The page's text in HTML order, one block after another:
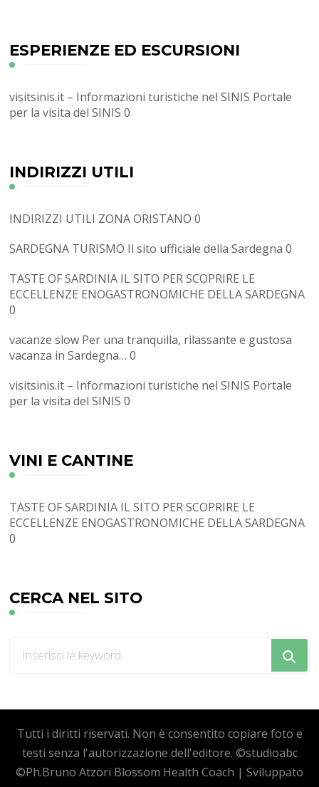
ESPERIENZE ED ESCURSIONI
visitsinis.it – Informazioni turistiche nel SINIS Portale
per la visita del SINIS 0
INDIRIZZI UTILI
INDIRIZZI UTILI ZONA ORISTANO 0
SARDEGNA TURISMO Il sito ufficiale della Sardegna 0
TASTE OF SARDINIA IL SITO PER SCOPRIRE LE
ECCELLENZE ENOGASTRONOMICHE DELLA SARDEGNA
0
vacanze slow Per una tranquilla, rilassante e gustosa
vacanza in Sardegna… 0
visitsinis.it – Informazioni turistiche nel SINIS Portale
per la visita del SINIS 0
VINI E CANTINE
TASTE OF SARDINIA IL SITO PER SCOPRIRE LE
ECCELLENZE ENOGASTRONOMICHE DELLA SARDEGNA
0
CERCA NEL SITO
Tutti i diritti riservati. Non è consentito copiare foto e
testi senza l'autorizzazione dell'editore. ©studioabc
©Ph.Bruno Atzori Blossom Health Coach | Sviluppato